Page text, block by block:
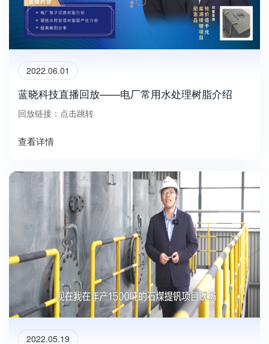
2022.06.01
蓝晓科技直播回放——电厂常用水处理树脂介绍
回放链接：点击跳转
查看详情
2022.05.19